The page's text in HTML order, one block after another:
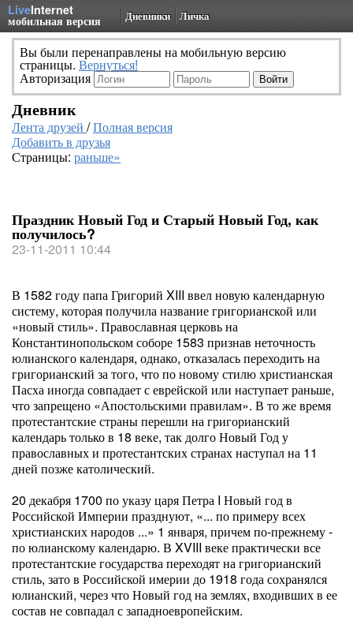
LiveInternet
мобильная версия Дневники Личка
Вы были перенаправлены на мобильную версию
страницы. Вернуться!
Авторизация
Дневник
Лента друзей /Полная версия
Добавить в друзья
Страницы: раньше»
Праздник Новый Год и Старый Новый Год, как
получилось?
23-11-2011 10:44
В 1582 году папа Григорий XIII ввел новую календарную
систему, которая получила название григорианской или
«новый стиль». Православная церковь на
Константинопольском соборе 1583 признав неточность
юлианского календаря, однако, отказалась переходить на
григорианский за того, что по новому стилю христианская
Пасха иногда совпадает с еврейской или наступает раньше,
что запрещено «Апостольскими правилам». В то же время
протестантские страны перешли на григорианский
календарь только в 18 веке, так долго Новый Год у
православных и протестантских странах наступал на 11
дней позже католический.
20 декабря 1700 по указу царя Петра I Новый год в
Российской Империи празднуют, «... по примеру всех
христианских народов ...» 1 января, причем по-прежнему -
по юлианскому календарю. В XVIII веке практически все
протестантские государства переходят на григорианский
стиль, зато в Российской имерии до 1918 года сохранялся
юлианский, через что Новый год на землях, входивших в ее
состав не совпадал с западноевропейским.